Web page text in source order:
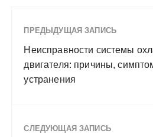
ПРЕДЫДУЩАЯ ЗАПИСЬ
Неисправности системы
двигателя: причины,
устранения
СЛЕДУЮЩАЯ ЗАПИСЬ